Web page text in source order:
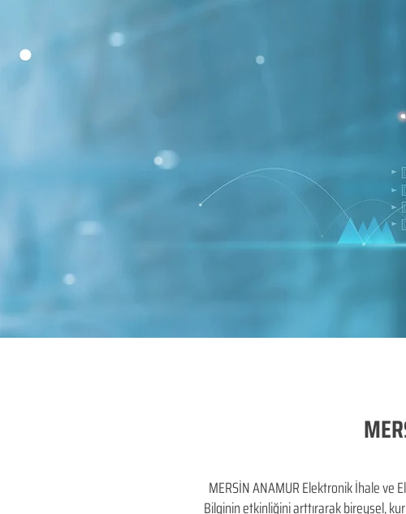
MERSİN ANAMUR Elektronik İhale
Bilginin etkinliğini arttırarak bireysel,